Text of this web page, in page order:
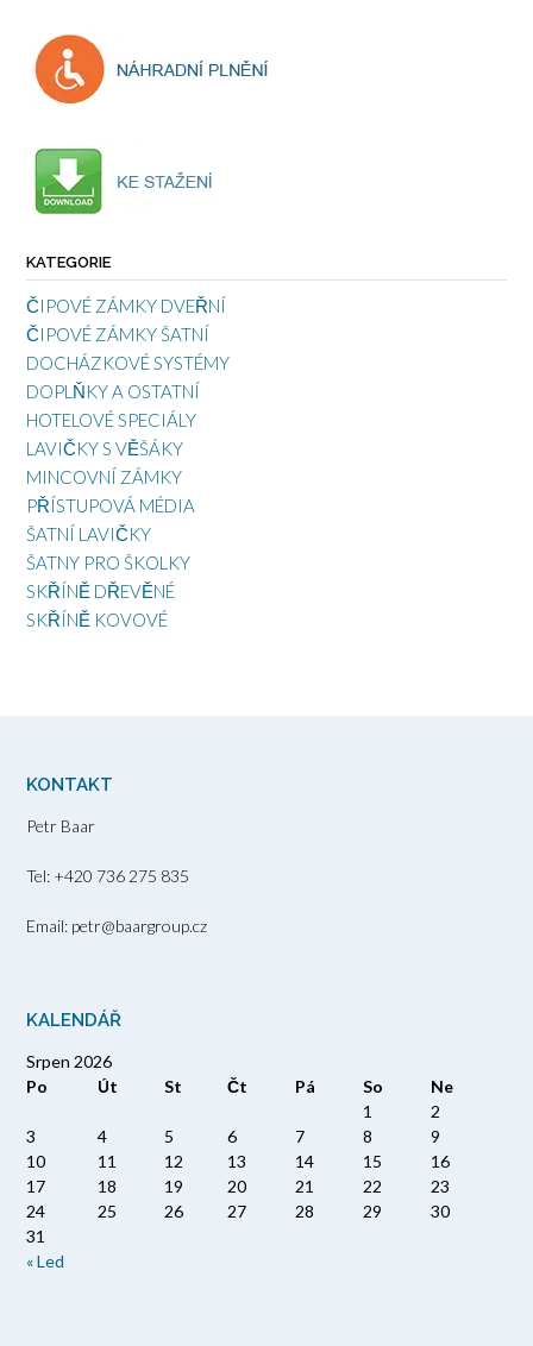
KATEGORIE
ČIPOVÉ ZÁMKY DVEŘNÍ
ČIPOVÉ ZÁMKY ŠATNÍ
DOCHÁZKOVÉ SYSTÉMY
DOPLŇKY A OSTATNÍ
HOTELOVÉ SPECIÁLY
LAVIČKY S VĚŠÁKY
MINCOVNÍ ZÁMKY
PŘÍSTUPOVÁ MÉDIA
ŠATNÍ LAVIČKY
ŠATNY PRO ŠKOLKY
SKŘÍNĚ DŘEVĚNÉ
SKŘÍNĚ KOVOVÉ
KONTAKT
Petr Baar
Tel: +420 736 275 835
Email: petr@baargroup.cz
KALENDÁŘ
Srpen 2026
Po
Út St Čt Pá So Ne
« Led
1
2
3
4 5 6 7 8
9
10
11 12 13 14 15
16
17
18 19 20 21 22
23
24
25 26 27 28 29
30
31